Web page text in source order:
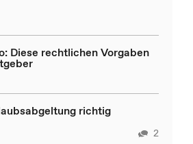
Diese rechtlichen Vorgaben
richtig
2